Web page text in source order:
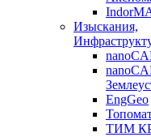
Изыскания,
EngGeo
ТИМ